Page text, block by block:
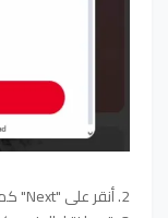
2. أنقر على "Next" كما يظهر في الصورة.